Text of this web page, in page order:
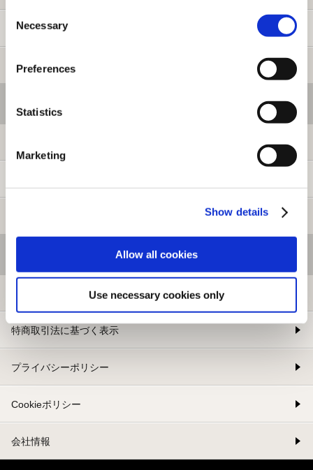
Consent
Selection
Necessary
Preferences
Statistics
Marketing
Show details
Allow all cookies
Use necessary cookies only
お問い合わせ
提携サイト募集
会員メニュー
特商取引法に基づく表示
プライバシーポリシー
Cookieポリシー
会社情報